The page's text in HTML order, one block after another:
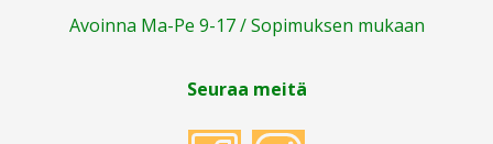
Avoinna Ma-Pe 9-17 / Sopimuksen mukaan
Seuraa meitä